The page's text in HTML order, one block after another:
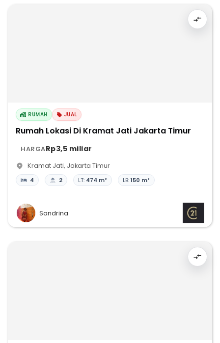
RUMAH JUAL
Rumah Lokasi Di Kramat Jati Jakarta Timur
HARGARp3,5 miliar
Kramat Jati, Jakarta Timur
4 2 LT: 474 m² LB:150 m²
Sandrina